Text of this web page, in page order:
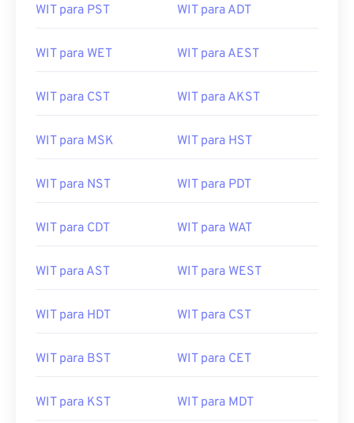
WIT para PST WIT para ADT
WIT para WET WIT para AEST
WIT para CST WIT para AKST
WIT para MSK WIT para HST
WIT para NST WIT para PDT
WIT para CDT WIT para WAT
WIT para AST WIT para WEST
WIT para HDT WIT para CST
WIT para BST WIT para CET
WIT para KST WIT para MDT